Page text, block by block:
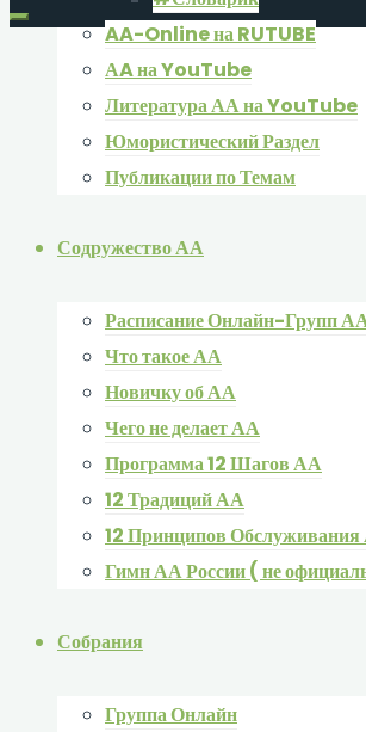
AA-Online на RUTUBE
АA на YouTube
Литература АА на YouTube
Юмористический Раздел
Публикации по Темам
Содружество АА
Расписание Онлайн-Групп
Что такое АА
Новичку об АА
Чего не делает АА
Программа 12 Шагов АА
12 Традиций АА
12 Принципов
Гимн АА России ( не
Собрания
Группа Онлайн